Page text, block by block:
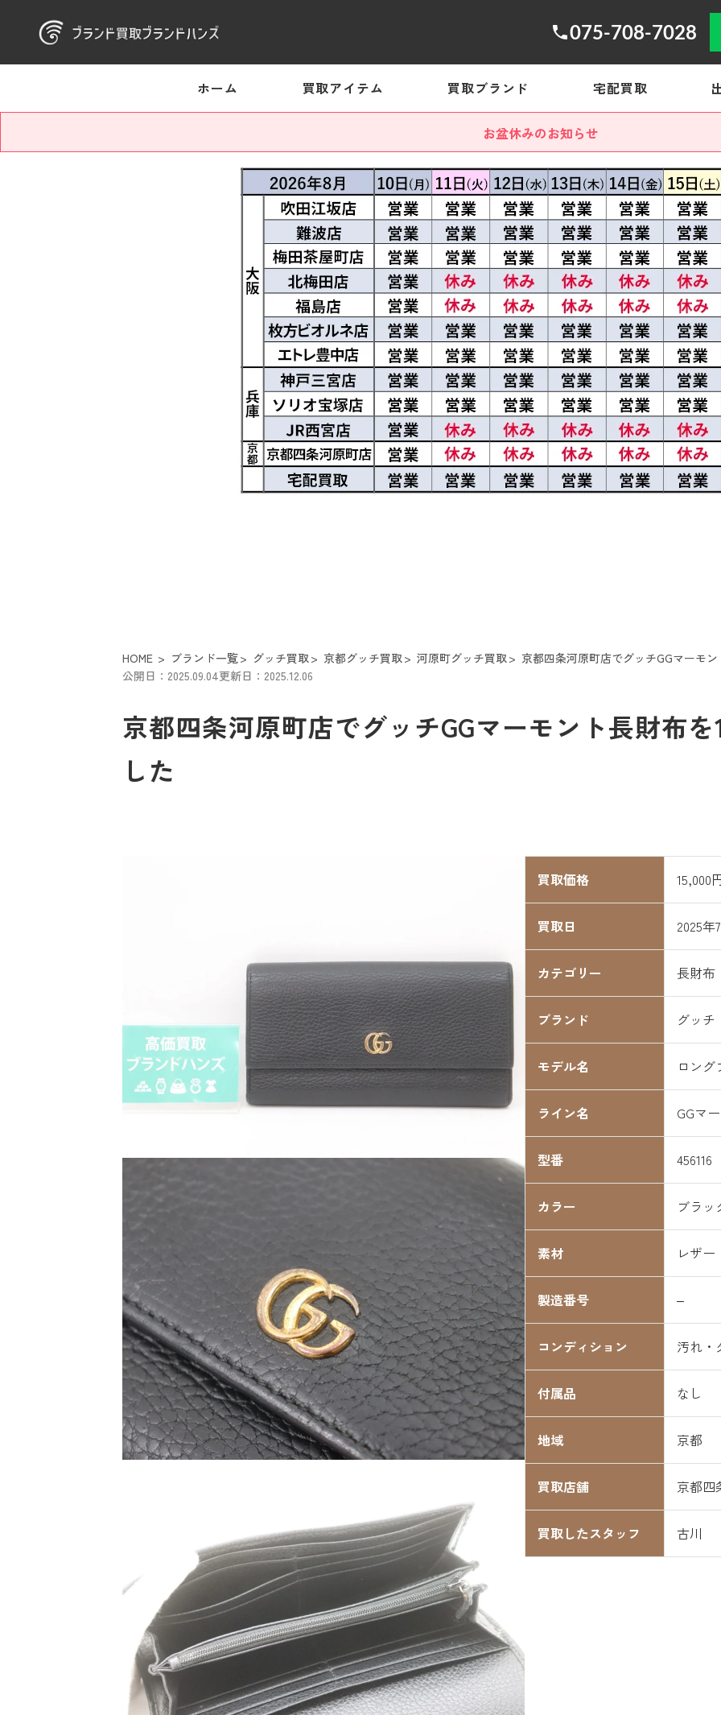
075-708-7028
ホーム 買取アイテム 買取ブランド 宅配買取
お盆休みのお知らせ
HOME ブランド一覧 グッチ買取 京都グッチ買取 河原町グッチ買取
京都四条河原町店でグッチGGマーモ
公開日：2025.09.04更新日：2025.12.06
京都四条河原町店でグッチGGマーモント長財布を
した
買取価格 15,000円
買取日 2025年
カテゴリー 長財布
ブランド グッチ
モデル名 ロン
ライン名 GGマ
型番 456116
カラー ブラッ
素材 レザー
製造番号 –
コンディション 汚れ・
付属品 なし
地域 京都
買取店舗 京都四
買取したスタッフ 古川